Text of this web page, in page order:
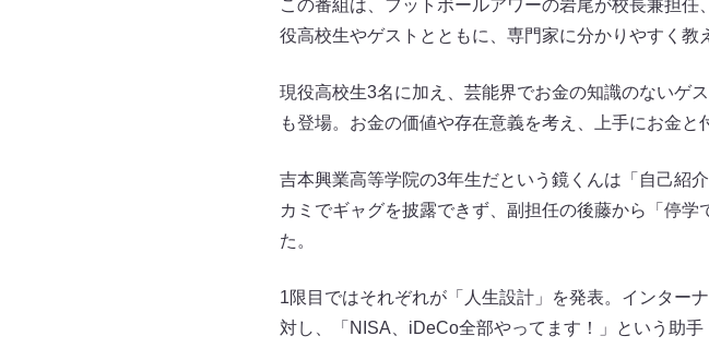
この番組は、フットボールアワーの岩尾が校長兼担
役高校生やゲストとともに、専門家に分かりやすく教
現役高校生3名に加え、芸能界でお金の知識のないゲ
も登場。お金の価値や存在意義を考え、上手にお金
吉本興業高等学院の3年生だという鏡くんは「自己紹
カミでギャグを披露できず、副担任の後藤から「停
た。
1限目ではそれぞれが「人生設計」を発表。インター
対し、「NISA、iDeCo全部やってます！」という助